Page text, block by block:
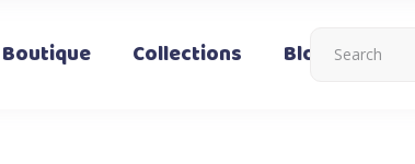
Boutique Collections Blog